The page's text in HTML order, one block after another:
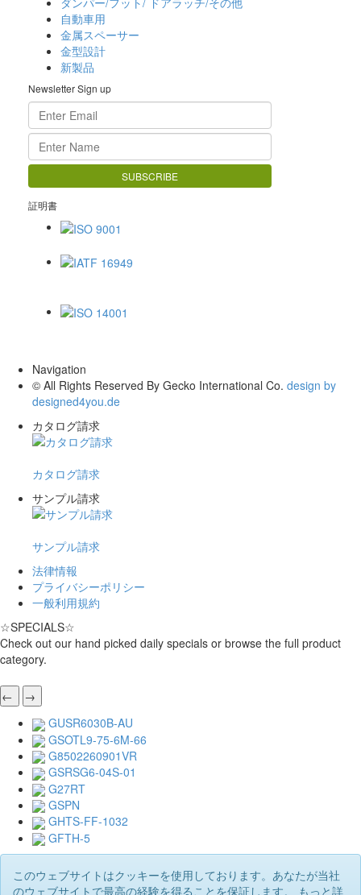
自動車用
金属スペーサー
金型設計
新製品
Newsletter Sign up
証明書
Navigation
© All Rights Reserved By Gecko International Co. design by
designed4you.de
カタログ請求
カタログ請求
サンプル請求
サンプル請求
法律情報
プライバシーポリシー
一般利用規約
☆SPECIALS☆
Check out our hand picked daily specials or browse the full product
category.
←
→
GUSR6030B-AU
GSOTL9-75-6M-66
G8502260901VR
GSRSG6-04S-01
G27RT
GSPN
GHTS-FF-1032
GFTH-5
このウェブサイトはクッキーを使用しております。あなたが当社
のウェブサイトで最高の経験を得ることを保証します。 もっと詳